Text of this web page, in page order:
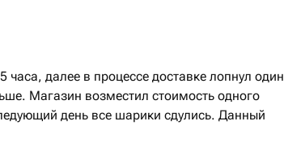
далее в процессе доставке лопнул один
Магазин возместил стоимость одного
день все шарики сдулись. Данный